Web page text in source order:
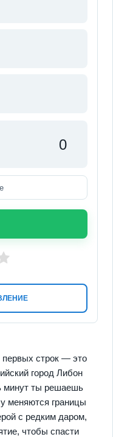
0
первых строк — это
город Либон
минут ты решаешь
меняются границы
с редким даром,
чтобы спасти